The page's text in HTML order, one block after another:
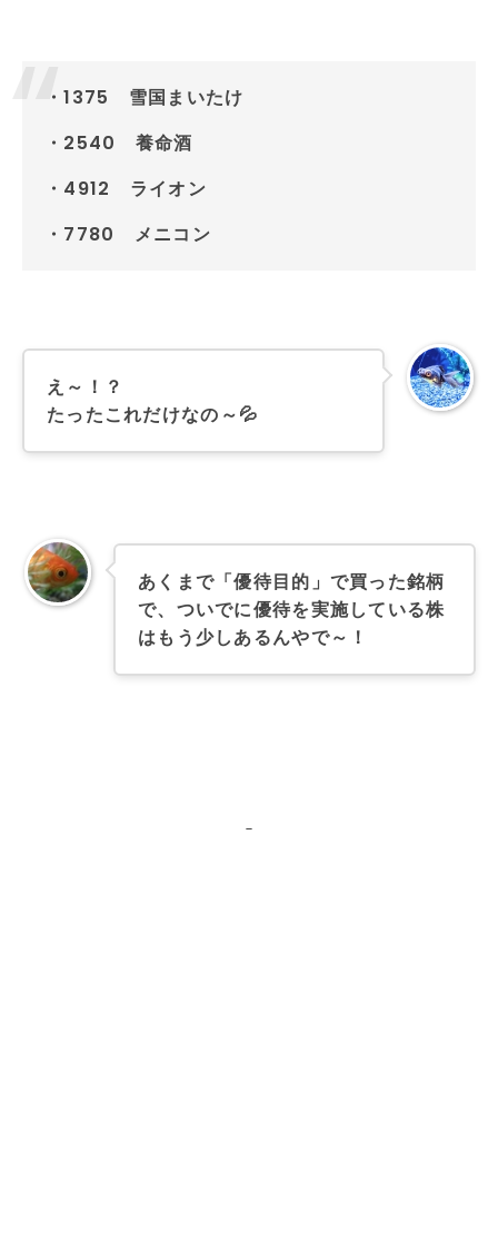
・1375 雪国まいたけ
・2540 養命酒
・4912 ライオン
・7780 メニコン
え～！？
たったこれだけなの～💦
あくまで「優待目的」で買った銘柄
で、ついでに優待を実施している株
はもう少しあるんやで～！